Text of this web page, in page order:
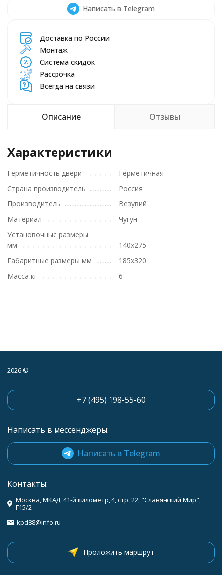
Написать в Telegram
Доставка по России
Монтаж
Система скидок
Рассрочка
Всегда на связи
Описание Отзывы
Характеристики
Герметичность двери
Герметичная
Страна производитель
Россия
Производитель
Везувий
Материал
Чугун
Установочные размеры
мм
140x275
Габаритные размеры мм
185x320
Масса кг
6
2026 ©
+7 (495) 198-55-60
Написать в мессенджеры:
Написать в Telegram
Контакты:
Москва, МКАД, 41-й километр, 4, стр. 22, "Славянский Мир",
Г15/2
kpd88@info.ru
Проложить маршрут